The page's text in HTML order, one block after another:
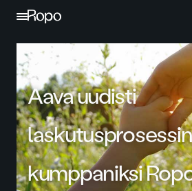
Jatka sisältöön
Aava uudisti
kumppaniksi